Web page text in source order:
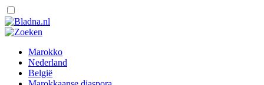
Marokko
Nederland
België